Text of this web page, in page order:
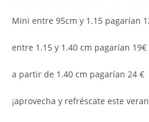
Mini entre 95cm y 1.15 pagarían
entre 1.15 y 1.40 cm pagarían 19€
a partir de 1.40 cm pagarían 24 €
¡aprovecha y refréscate este